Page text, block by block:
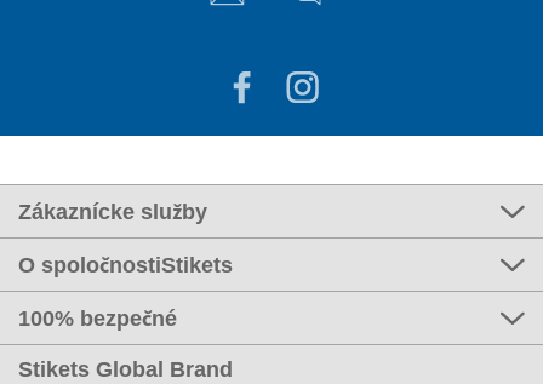
Zákaznícke služby
O spoločnostiStikets
100% bezpečné
Stikets Global Brand